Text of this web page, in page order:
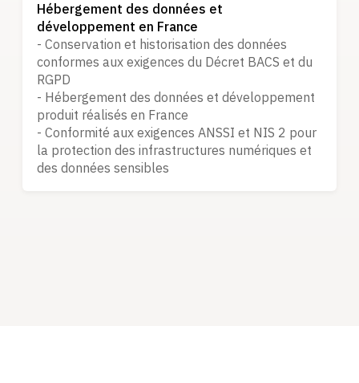
Hébergement des données et
développement en France
- Conservation et historisation des données
conformes aux exigences du Décret BACS et du
RGPD
- Hébergement des données et développement
produit réalisés en France
- Conformité aux exigences ANSSI et NIS 2 pour
la protection des infrastructures numériques et
des données sensibles